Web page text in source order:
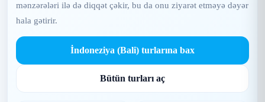
mənzərələri ilə də diqqət çəkir, bu da onu ziyarət etməyə dəyər
hala gətirir.
İndoneziya (Bali) turlarına bax
Bütün turları aç